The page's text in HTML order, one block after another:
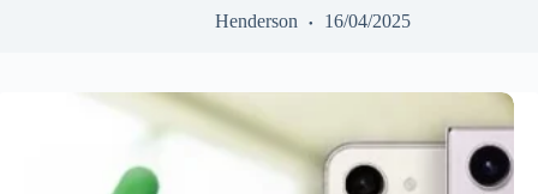
Henderson 16/04/2025